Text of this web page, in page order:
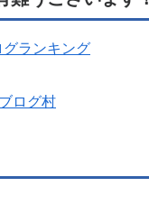
グランキング
ログ村